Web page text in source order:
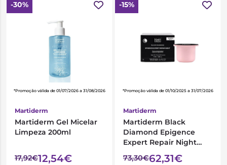
-30%
*Promoção válida de 01/07/2026 a 31/08/2026
Martiderm
Martiderm Gel Micelar
Limpeza 200ml
17,92€12,54€
-15%
*Promoção válida de 01/10/2025 a 31/07/2026
Martiderm
Martiderm Black
Diamond Epigence
Expert Repair Night
Creme 50ml - Recarga
73,30€62,31€